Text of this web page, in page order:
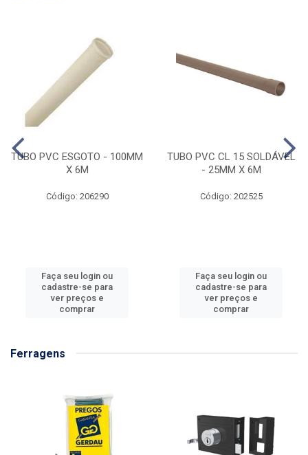
TUBO PVC ESGOTO - 100MM
X 6M
Código: 206290
Faça seu login ou
cadastre-se para
ver preços e
comprar
TUBO PVC CL 15 SOLDÁVEL
- 25MM X 6M
Código: 202525
Faça seu login ou
cadastre-se para
ver preços e
comprar
Ferragens